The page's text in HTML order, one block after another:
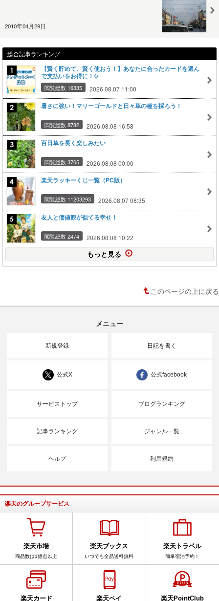
2010年04月29日
総合記事ランキング
【賢く貯めて、賢く使おう！】あなたに合ったカードを選ん
で支払いをお得に！✨
閲覧総数 16335 2026.08.07 11:00
暑さに強い！マリーゴールドと日々草の種を採ろう！
閲覧総数 8782 2026.08.08 16:58
百日草を長く楽しみたい
閲覧総数 3705 2026.08.08 00:00
楽天ラッキーくじ一覧（PC版）
閲覧総数 11203293 2026.08.07 08:35
友人と価値観が似てる幸せ！
閲覧総数 2474 2026.08.08 10:22
もっと見る
このページの上に戻る
メニュー
新規登録 日記を書く
公式X 公式facebook
サービストップ ブログランキング
記事ランキング ジャンル一覧
ヘルプ 利用規約
楽天のグループサービス
楽天市場
商品数は1億点以上
楽天ブックス
いつでも全品送料無料
楽天トラベル
簡単宿泊予約！
楽天カード 楽天ペイ 楽天PointClub